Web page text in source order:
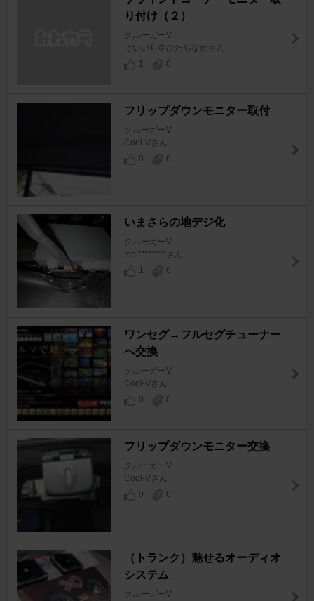
り付け（２）
クルーガーV
けいいち＠ひたちなかさん
1
0
フリップダウンモニター取付
クルーガーV
Cool-Vさん
0
0
いまさらの地デジ化
クルーガーV
mni********さん
1
0
ワンセグ→フルセグチューナー
へ交換
クルーガーV
Cool-Vさん
0
0
フリップダウンモニター交換
クルーガーV
Cool-Vさん
0
0
（トランク）魅せるオーディオ
システム
クルーガーV